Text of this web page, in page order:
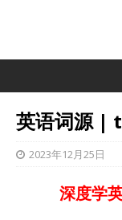
英语词源 |
2023年12月25日
深度学